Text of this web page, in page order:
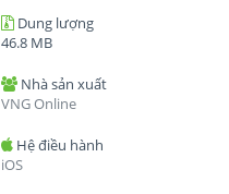
Dung lượng
46.8 MB
Nhà sản xuất
VNG Online
Hệ điều hành
iOS